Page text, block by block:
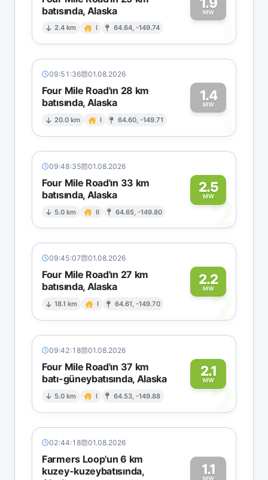
batısında, Alaska
2.4 km I 64.64, -149.74
MW1
09:51:36 01.08.2026
Four Mile Road'ın 28 km
batısında, Alaska
20.0 km I 64.60, -149.71
1.4
MW1
09:48:35 01.08.2026
Four Mile Road'ın 33 km
batısında, Alaska
5.0 km II 64.65, -149.80
2.5
MW2
09:45:07 01.08.2026
Four Mile Road'ın 27 km
batısında, Alaska
18.1 km I 64.61, -149.70
2.2
MW2
09:42:18 01.08.2026
Four Mile Road'ın 37 km
batı-güneybatısında, Alaska
5.0 km I 64.53, -149.88
2.1
MW2
02:44:18 01.08.2026
Farmers Loop'un 6 km
kuzey-kuzeybatısında,
1.1
MW